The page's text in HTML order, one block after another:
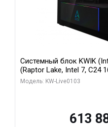
Системный блок KWIK
(Raptor Lake, Intel 7, C24
модуля)/ Afox RTX4090
Модель: KW-Live0103
613